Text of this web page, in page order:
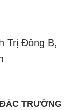
Trị Đông B,
TRƯỜNG